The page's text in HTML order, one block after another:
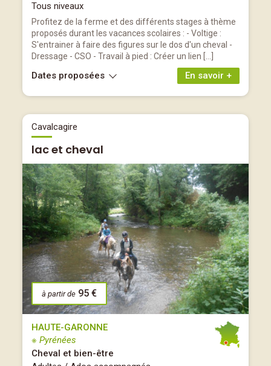
Tous niveaux
Profitez de la ferme et des différents stages à thème
proposés durant les vacances scolaires : - Voltige :
S'entrainer à faire des figures sur le dos d'un cheval -
Dressage - CSO - Travail à pied : Créer un lien […]
En savoir +
Dates proposées
Cavalcagire
lac et cheval
à partir de 95 €
HAUTE-GARONNE
※ Pyrénées
Cheval et bien-être